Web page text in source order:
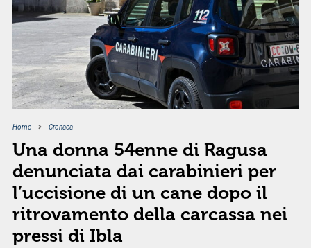
Home Cronaca
Una donna 54enne di Ragusa
denunciata dai carabinieri per
l’uccisione di un cane dopo il
ritrovamento della carcassa nei
pressi di Ibla